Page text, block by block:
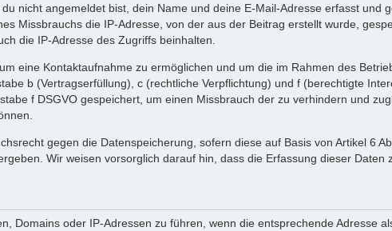
nicht angemeldet bist, dein Name und deine E-Mail-Adresse erfasst und
Missbrauchs die IP-Adresse, von der aus der Beitrag erstellt wurde,
die IP-Adresse des Zugriffs beinhalten.
eine Kontaktaufnahme zu ermöglichen und um die im Rahmen des
b (Vertragserfüllung), c (rechtliche Verpflichtung) und f (berechtigte
f DSGVO gespeichert, um einen Missbrauch der zu verhindern und
gegen die Datenspeicherung, sofern diese auf Basis von Artikel 6
Wir weisen vorsorglich darauf hin, dass die Erfassung dieser Daten
Domains oder IP-Adressen zu führen, wenn die entsprechende Adresse